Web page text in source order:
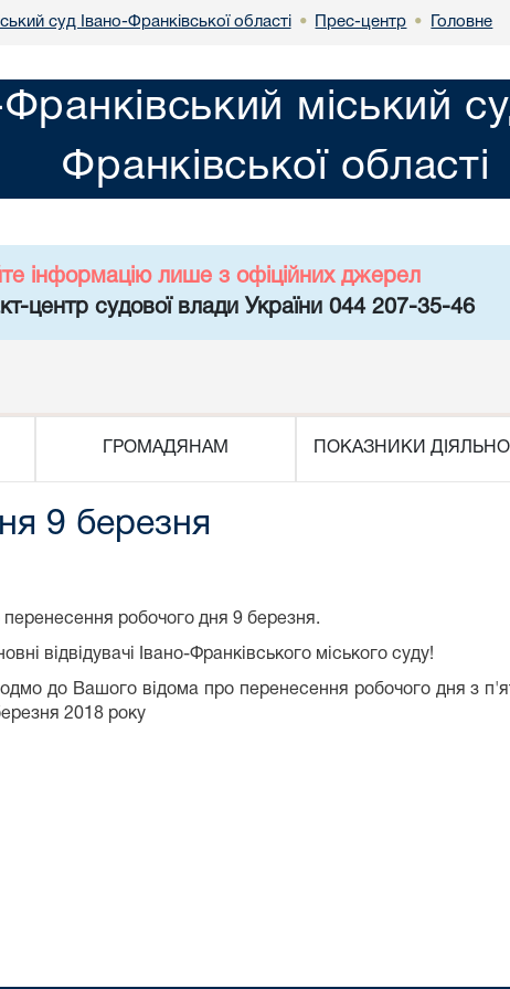
суд Івано-Франківської області • Прес-центр • Головне
Франківський міський
Франківської області
інформацію лише з офіційних джерел
центр судової влади України 044 207-35-46
ГРОМАДЯНАМ ПОКАЗНИКИ
9 березня
перенесення робочого дня 9 березня.
відвідувачі Івано-Франківського міського суду!
до Вашого відома про перенесення робочого дня з
2018 року